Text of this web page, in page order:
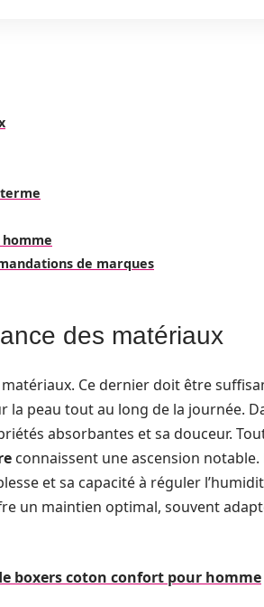
de marques
des matériaux
Ce dernier doit être
peau tout au long de la journée.
absorbantes et sa douceur.
connaissent une ascension notable.
et sa capacité à réguler
un maintien optimal, souvent
boxers coton confort pour homme